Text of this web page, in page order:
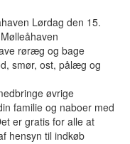
Lørdag den 15.
røræg og bage
smør, ost, pålæg og
øvrige
familie og naboer med
er gratis for alle at
hensyn til indkøb